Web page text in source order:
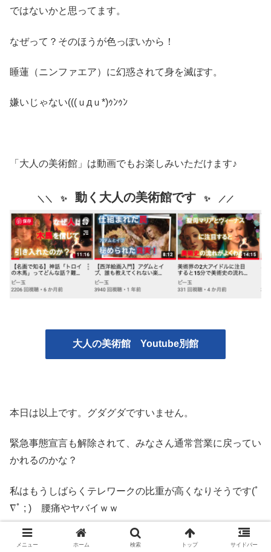
ではないかと思ってます。
なぜって？そのほうが色っぽいから！
睡蓮（ニンファエア）に幻惑されて身を滅ぼす。
嫌いじゃない(((ｕдｕ*)ｩﾝｩﾝ
「大人の美術館」は動画でもお楽しみいただけます♪
＼＼ ✨ 動く大人の美術館です ✨ ／／
大人の美術館 Youtube別館
本日は以上です。グダグダですいません。
緊急事態宣言も解除されて、みなさん通常営業に戻ってい
かれるのかな？
私はもうしばらくテレワークの比重が高くなりそうです(ﾟ
∇ﾟ ; ) 腰痛やヤバイｗｗ
あと1週間ほど大人の美術館の更新が不定期になりあそ
メニュー ホーム 検索 トップ サイドバー